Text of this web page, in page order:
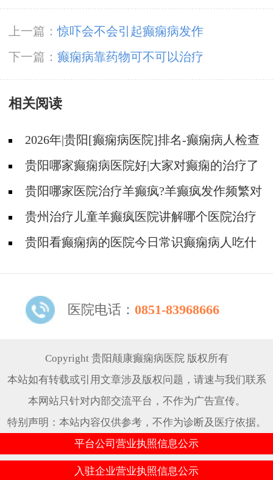
上一篇：惊吓会不会引起癫痫病发作
下一篇： 癫痫病靠药物可不可以治疗
相关阅读
2026年|贵阳[癫痫病医院]排名-癫痫病人检查
对身体有影响吗?
贵阳哪家癫痫病医院好|大家对癫痫的治疗了
解吗?贵阳哪家医院治疗羊癫疯?羊癫疯发作频繁对
身体有什么危害?
贵州治疗儿童羊癫疯医院讲解哪个医院治疗
羊儿疯好?
贵阳看癫痫病的医院今日常识癫痫病人吃什
医院电话： 0851-83968666
Copyright 贵阳颠康癫痫病医院 版权所有
本站如有转载或引用文章涉及版权问题，请速与我们联系
本网站只针对内部交流平台，不作为广告宣传。
特别声明：本站内容仅供参考，不作为诊断及医疗依据。
平台公司营业执照信息公示
入驻企业营业执照信息公示